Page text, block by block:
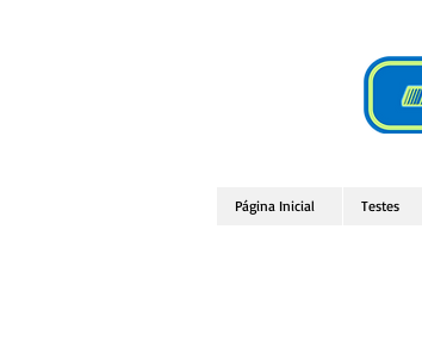
Página Inicial Testes